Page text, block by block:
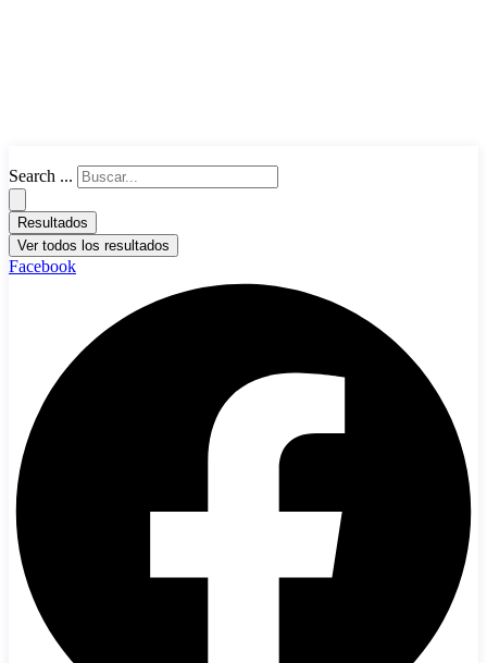
Search ...
Resultados
Ver todos los resultados
Facebook